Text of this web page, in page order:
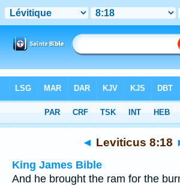
> Leviticus 8:18
◄ Leviticus 8:18
King James Bible
And he brought the ram for the